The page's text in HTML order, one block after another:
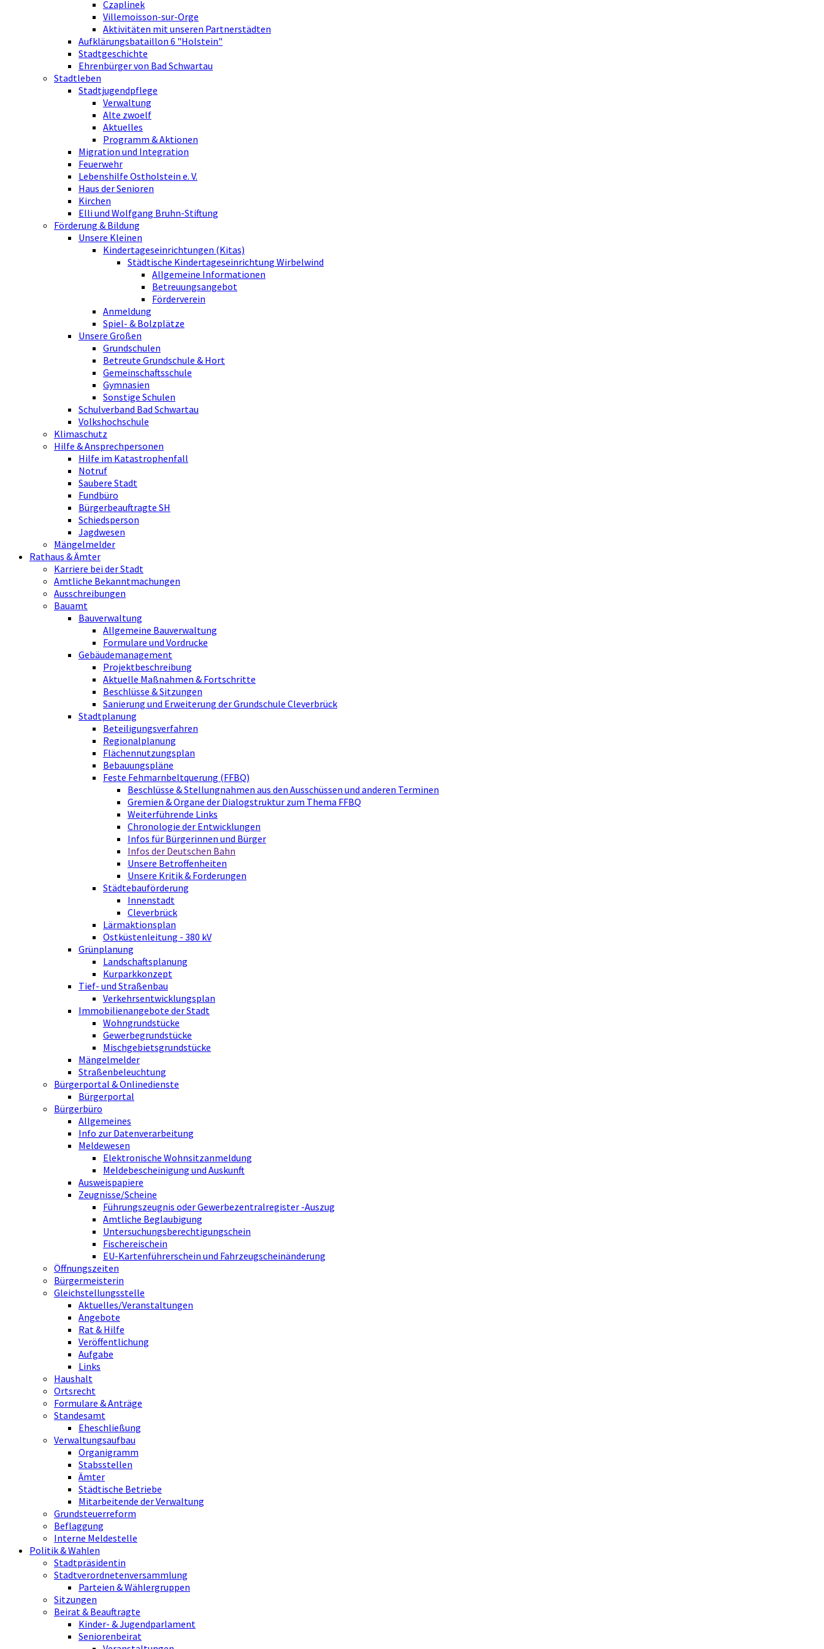
Czaplinek
Villemoisson-sur-Orge
Aktivitäten mit unseren Partnerstädten
Aufklärungsbataillon 6 "Holstein"
Stadtgeschichte
Ehrenbürger von Bad Schwartau
Stadtleben
Stadtjugendpflege
Verwaltung
Alte zwoelf
Aktuelles
Programm & Aktionen
Migration und Integration
Feuerwehr
Lebenshilfe Ostholstein e. V.
Haus der Senioren
Kirchen
Elli und Wolfgang Bruhn-Stiftung
Förderung & Bildung
Unsere Kleinen
Kindertageseinrichtungen (Kitas)
Städtische Kindertageseinrichtung Wirbelwind
Allgemeine Informationen
Betreuungsangebot
Förderverein
Anmeldung
Spiel- & Bolzplätze
Unsere Großen
Grundschulen
Betreute Grundschule & Hort
Gemeinschaftsschule
Gymnasien
Sonstige Schulen
Schulverband Bad Schwartau
Volkshochschule
Klimaschutz
Hilfe & Ansprechpersonen
Hilfe im Katastrophenfall
Notruf
Saubere Stadt
Fundbüro
Bürgerbeauftragte SH
Schiedsperson
Jagdwesen
Mängelmelder
Rathaus & Ämter
Karriere bei der Stadt
Amtliche Bekanntmachungen
Ausschreibungen
Bauamt
Bauverwaltung
Allgemeine Bauverwaltung
Formulare und Vordrucke
Gebäudemanagement
Projektbeschreibung
Aktuelle Maßnahmen & Fortschritte
Beschlüsse & Sitzungen
Sanierung und Erweiterung der Grundschule Cleverbrück
Stadtplanung
Beteiligungsverfahren
Regionalplanung
Flächennutzungsplan
Bebauungspläne
Feste Fehmarnbeltquerung (FFBQ)
Beschlüsse & Stellungnahmen aus den Ausschüssen und anderen Terminen
Gremien & Organe der Dialogstruktur zum Thema FFBQ
Weiterführende Links
Chronologie der Entwicklungen
Infos für Bürgerinnen und Bürger
Infos der Deutschen Bahn
Unsere Betroffenheiten
Unsere Kritik & Forderungen
Städtebauförderung
Innenstadt
Cleverbrück
Lärmaktionsplan
Ostküstenleitung - 380 kV
Grünplanung
Landschaftsplanung
Kurparkkonzept
Tief- und Straßenbau
Verkehrsentwicklungsplan
Immobilienangebote der Stadt
Wohngrundstücke
Gewerbegrundstücke
Mischgebietsgrundstücke
Mängelmelder
Straßenbeleuchtung
Bürgerportal & Onlinedienste
Bürgerportal
Bürgerbüro
Allgemeines
Info zur Datenverarbeitung
Meldewesen
Elektronische Wohnsitzanmeldung
Meldebescheinigung und Auskunft
Ausweispapiere
Zeugnisse/Scheine
Führungszeugnis oder Gewerbezentralregister -Auszug
Amtliche Beglaubigung
Untersuchungsberechtigungschein
Fischereischein
EU-Kartenführerschein und Fahrzeugscheinänderung
Öffnungszeiten
Bürgermeisterin
Gleichstellungsstelle
Aktuelles/Veranstaltungen
Angebote
Rat & Hilfe
Veröffentlichung
Aufgabe
Links
Haushalt
Ortsrecht
Formulare & Anträge
Standesamt
Eheschließung
Verwaltungsaufbau
Organigramm
Stabsstellen
Ämter
Städtische Betriebe
Mitarbeitende der Verwaltung
Grundsteuerreform
Beflaggung
Interne Meldestelle
Politik & Wahlen
Stadtpräsidentin
Stadtverordnetenversammlung
Parteien & Wählergruppen
Sitzungen
Beirat & Beauftragte
Kinder- & Jugendparlament
Seniorenbeirat